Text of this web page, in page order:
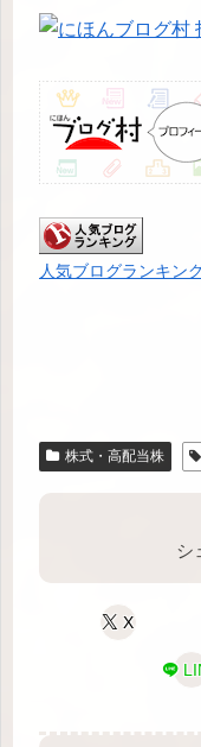
人気ブログランキン
株式・高配当株
シ
X